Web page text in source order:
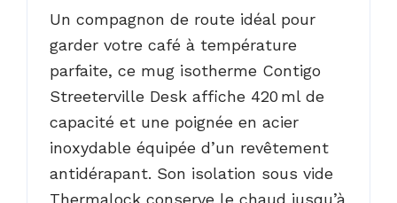
Un compagnon de route idéal pour
garder votre café à température
parfaite, ce mug isotherme Contigo
Streeterville Desk affiche 420 ml de
capacité et une poignée en acier
inoxydable équipée d’un revêtement
antidérapant. Son isolation sous vide
Thermalock conserve le chaud jusqu’à